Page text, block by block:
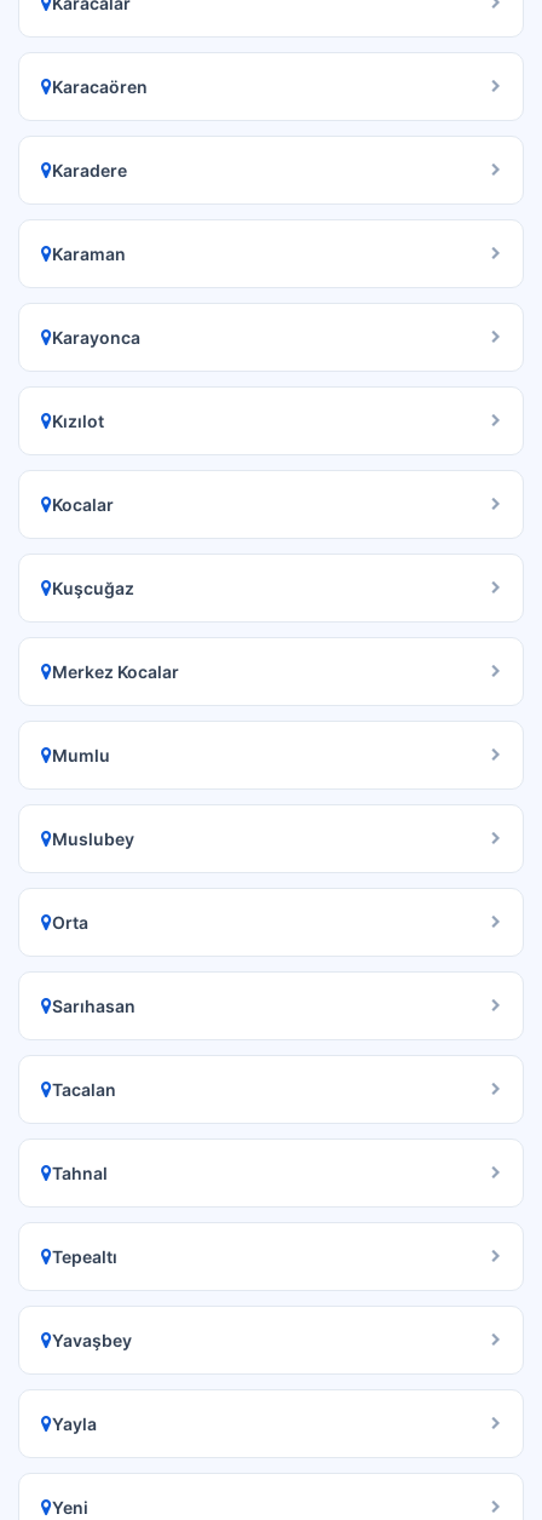
Karacaören
Karadere
Karaman
Karayonca
Kızılot
Kocalar
Kuşcuğaz
Merkez Kocalar
Mumlu
Muslubey
Orta
Sarıhasan
Tacalan
Tahnal
Tepealtı
Yavaşbey
Yayla
Yeni